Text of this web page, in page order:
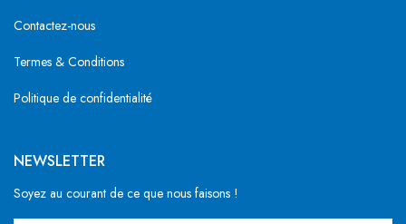
Contactez-nous
Termes & Conditions
Politique de confidentialité
NEWSLETTER
Soyez au courant de ce que nous faisons !